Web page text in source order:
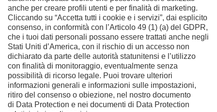
Facebook